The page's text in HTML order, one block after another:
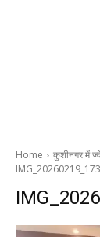
Home
कुशीनगर में